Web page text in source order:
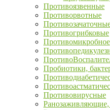
Противоязвенные
Противорвотные
Противогрибковые
Противомикробное
Пробиотики,
Противовирусные